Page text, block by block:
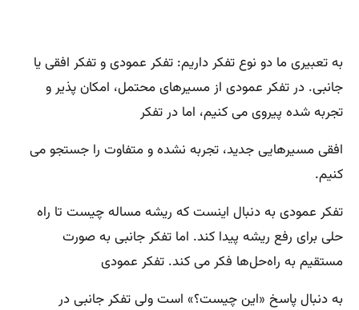
به تعبیری ما دو نوع تفکر داریم: تفکر عمودی و تفکر افقی یا
جانبی. در تفکر عمودی از مسیرهای محتمل، امکان پذیر و
تجربه شده پیروی می کنیم، اما در تفکر
افقی مسیرهایی جدید، تجربه نشده و متفاوت را جستجو می
کنیم.
تفکر عمودی به دنبال اینست که ریشه مساله چیست تا راه
حلی برای رفع ریشه پیدا کند. اما تفکر جانبی به صورت
مستقیم به راه‌حل‌ها فکر می کند. تفکر عمودی
به دنبال پاسخ «این چیست؟» است ولی تفکر جانبی در